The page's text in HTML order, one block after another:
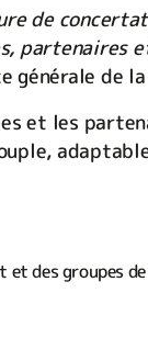
de
partenaires
de la
et les
des groupes